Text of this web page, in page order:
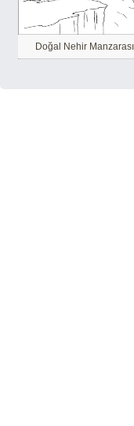
Doğal Nehir Manzarası